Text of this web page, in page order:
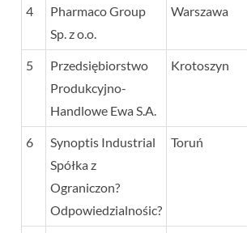
4
Pharmaco Group
Sp. z o.o.
Warszawa
5
Przedsiębiorstwo
Produkcyjno-
Handlowe Ewa S.A.
Krotoszyn
6
Synoptis Industrial
Spółka z
Ograniczon?
Odpowiedzialnośic?
Toruń